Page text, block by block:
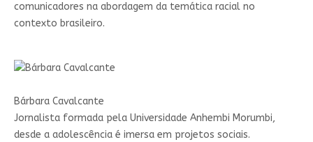
comunicadores na abordagem da temática racial no
contexto brasileiro.
Bárbara Cavalcante
Jornalista formada pela Universidade Anhembi Morumbi,
desde a adolescência é imersa em projetos sociais.